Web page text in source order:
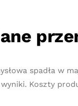
spadła w
Koszty